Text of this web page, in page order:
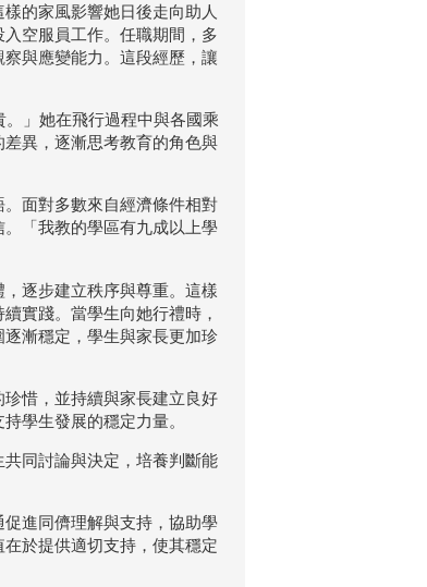
的家風影響她日後走向助人
空服員工作。任職期間，多
與應變能力。這段經歷，讓
。」她在飛行過程中與各國乘
異，逐漸思考教育的角色與
面對多數來自經濟條件相對
「我教的學區有九成以上學
逐步建立秩序與尊重。這樣
實踐。當學生向她行禮時，
漸穩定，學生與家長更加珍
惜，並持續與家長建立良好
學生發展的穩定力量。
同討論與決定，培養判斷能
進同儕理解與支持，協助學
於提供適切支持，使其穩定